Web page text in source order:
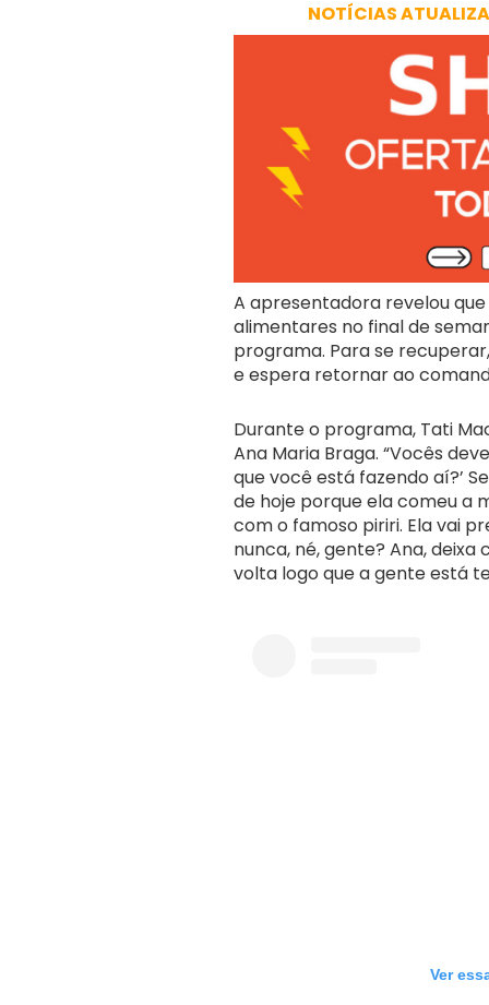
NOTÍCIAS
A apresentadora revelou
alimentares no final de
programa. Para se
e espera retornar ao
Durante o programa, Tati
Ana Maria Braga. “Vocês
que você está fazendo aí?’
de hoje porque ela comeu a
com o famoso piriri. Ela vai
nunca, né, gente? Ana,
volta logo que a gente está
Ver